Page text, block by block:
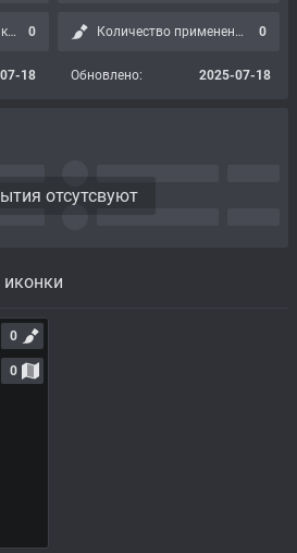
0
0
Использовано в HEX картах: 0 Количество применений: 0
18 Обновлено: 2025-07-18
отсутсвуют